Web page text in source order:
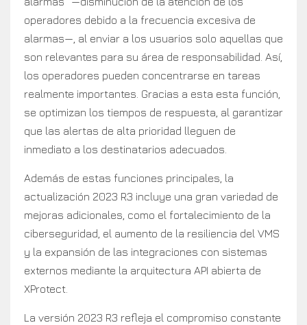
operadores debido a la frecuencia excesiva de
alarmas—, al enviar a los usuarios solo aquellas que
son relevantes para su área de responsabilidad. Así,
los operadores pueden concentrarse en tareas
realmente importantes. Gracias a esta esta función,
se optimizan los tiempos de respuesta, al garantizar
que las alertas de alta prioridad lleguen de
inmediato a los destinatarios adecuados.
Además de estas funciones principales, la
actualización 2023 R3 incluye una gran variedad de
mejoras adicionales, como el fortalecimiento de la
ciberseguridad, el aumento de la resiliencia del VMS
y la expansión de las integraciones con sistemas
externos mediante la arquitectura API abierta de
XProtect.
La versión 2023 R3 refleja el compromiso constante